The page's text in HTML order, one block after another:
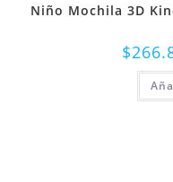
Niño Mochila 3D
$